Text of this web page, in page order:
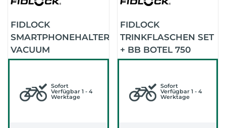
FIDLOCK
SMARTPHONEHALTER
VACUUM
HANDLEBAR FLEX
Sofort
Verfügbar 1 - 4
Werktage
FIDLOCK
TRINKFLASCHEN SET
+ BB BOTEL 750
COMPACT (SMOKE)
Sofort
Verfügbar 1 - 4
Werktage